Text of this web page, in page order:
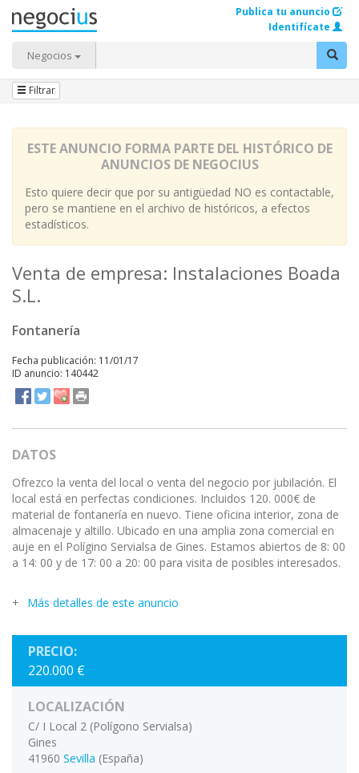
Negocios
Publica tu anuncio
Identifícate
Filtrar
ESTE ANUNCIO FORMA PARTE DEL HISTÓRICO DE
ANUNCIOS DE NEGOCIUS
Esto quiere decir que por su antigüedad NO es contactable,
pero se mantiene en el archivo de históricos, a efectos
estadísticos.
Venta de empresa: Instalaciones Boada
S.L.
Fontanería
Fecha publicación: 11/01/17
ID anuncio: 140442
DATOS
Ofrezco la venta del local o venta del negocio por jubilación. El
local está en perfectas condiciones. Incluidos 120. 000€ de
material de fontanería en nuevo. Tiene oficina interior, zona de
almacenaje y altillo. Ubicado en una amplia zona comercial en
auje en el Polígino Servialsa de Gines. Estamos abiertos de 8: 00
a 14: 00 y de 17: 00 a 20: 00 para visita de posibles interesados.
Más detalles de este anuncio
PRECIO:
220.000 €
LOCALIZACIÓN
C/ I Local 2 (Polígono Servialsa)
Gines
41960 Sevilla (España)